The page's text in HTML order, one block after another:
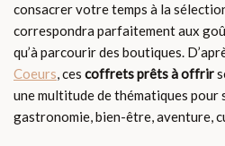
consacrer votre temps à la
correspondra parfaitement aux
qu’à parcourir des boutiques.
Coeurs, ces coffrets prêts à offrir
une multitude de thématiques pour
gastronomie, bien-être, aventure,